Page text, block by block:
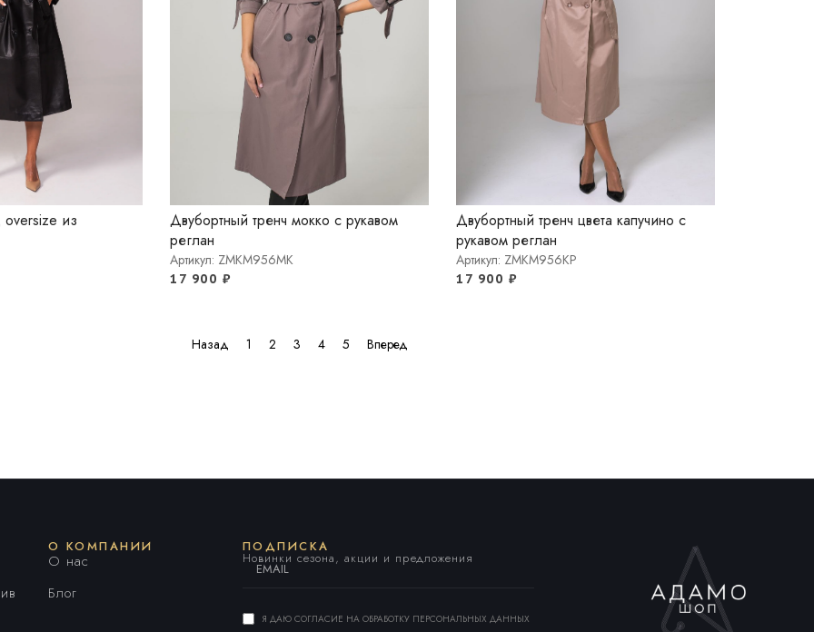
из
Двубортный тренч мокко с рукавом
реглан
Артикул: ZMKM956MK
17 900 ₽
Двубортный тренч цвета капучино с
рукавом реглан
Артикул: ZMKM956KP
17 900 ₽
Назад 1 2 3 4 5 Вперед
О КОМПАНИИ
О нас
Блог
ПОДПИСКА
Новинки сезона, акции и предложения
Я ДАЮ СОГЛАСИЕ НА ОБРАБОТКУ ПЕРСОНАЛЬНЫХ ДАННЫХ